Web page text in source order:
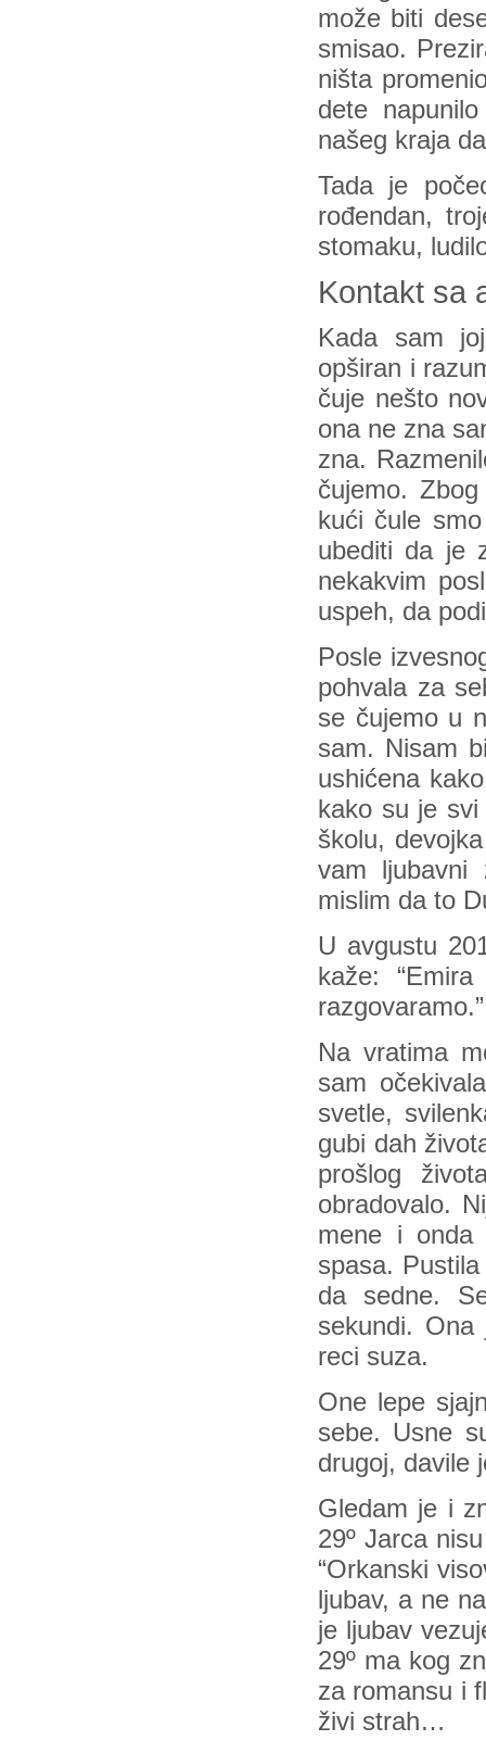
može biti
smisao.
ništa
dete
našeg kraja
Tada je
rođendan,
stomaku,
Kontakt sa
Kada sam
opširan i
čuje nešto
ona ne zna
zna.
čujemo.
kući čule
ubediti da je
nekakvim
uspeh, da
Posle
pohvala za
se čujemo u
sam. Nisam
ushićena
kako su je
školu,
vam ljubavni
mislim da to
U avgustu
kaže:
razgovaramo.”
Na vratima
sam
svetle,
gubi dah
prošlog
obradovalo.
mene i onda
spasa.
da sedne.
sekundi.
reci suza.
One lepe
sebe. Usne
drugoj, davile
Gledam je i
29º Jarca
“Orkanski
ljubav, a ne
je ljubav
29º ma kog
za romansu i
živi strah…